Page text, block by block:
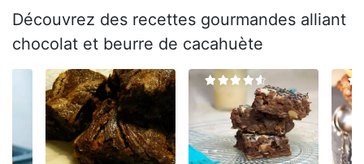
Découvrez des recettes gourmandes alliant
chocolat et beurre de cacahuète